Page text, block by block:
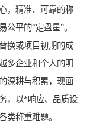
，精准、可靠的称
平的“定盘星”。
换或项目初期的成
多企业和个人的明
深耕与积累，现面
，以*响应、品质设
类称重难题。